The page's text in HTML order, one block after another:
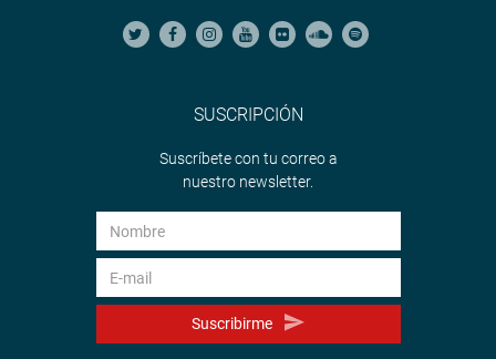
SUSCRIPCIÓN
Suscríbete con tu correo a
nuestro newsletter.
Suscribirme